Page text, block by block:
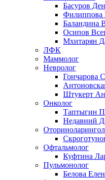
Басуров
Филиппова
Баландина
Осипов
Мхитарян
ЛФК
Маммолог
Невролог
Гончарова
Штукерт
Онколог
Таптыгин
Недавний
Офтальмолог
Куфтина
Пульмонолог
Белова